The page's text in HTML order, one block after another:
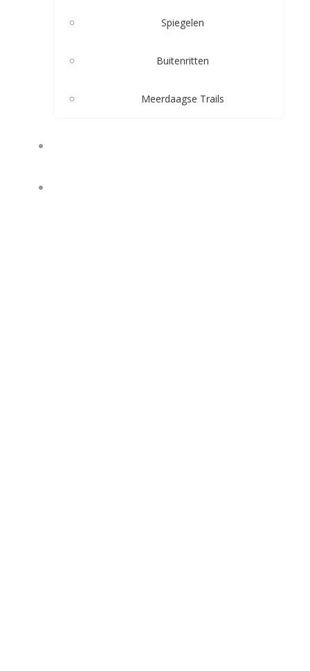
Spiegelen
Buitenritten
Meerdaagse Trails